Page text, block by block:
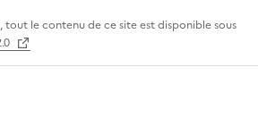
le contenu de ce site est disponible sous